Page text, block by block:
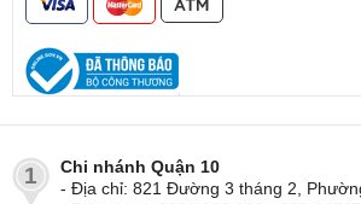
1
Chi nhánh Quận 10
- Địa chỉ: 821 Đường 3 tháng 2,